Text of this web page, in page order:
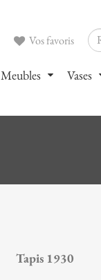
Vos favoris
Meubles Vases
Tapis 1930